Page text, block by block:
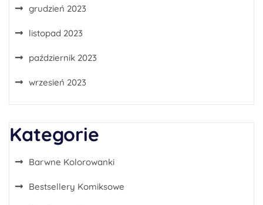
grudzień 2023
listopad 2023
październik 2023
wrzesień 2023
Kategorie
Barwne Kolorowanki
Bestsellery Komiksowe